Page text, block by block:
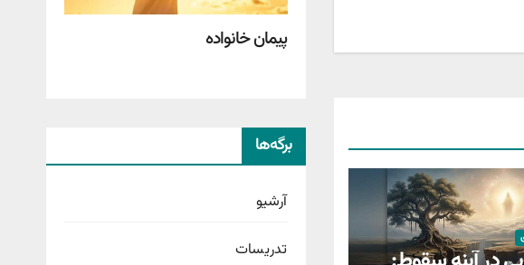
پیمان خانواده
برگه‌ها
آرشیو
تدریسات